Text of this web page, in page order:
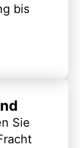
bis
Sie